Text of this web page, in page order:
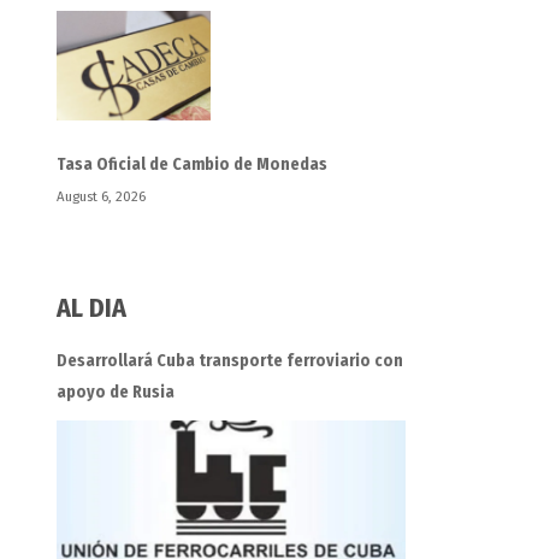
Tasa Oficial de Cambio de Monedas
August 6, 2026
AL DIA
Desarrollará Cuba transporte ferroviario con
apoyo de Rusia